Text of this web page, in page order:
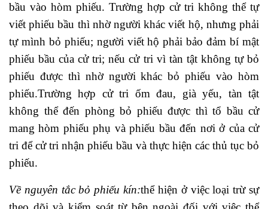
bầu vào hòm phiếu. Trường hợp cử tri không thể tự
viết phiếu bầu thì nhờ người khác viết hộ, nhưng phải
tự mình bỏ phiếu; người viết hộ phải bảo đảm bí mật
phiếu bầu của cử tri; nếu cử tri vì tàn tật không tự bỏ
phiếu được thì nhờ người khác bỏ phiếu vào hòm
phiếu.Trường hợp cử tri ốm đau, già yếu, tàn tật
không thể đến phòng bỏ phiếu được thì tổ bầu cử
mang hòm phiếu phụ và phiếu bầu đến nơi ở của cử
tri để cử tri nhận phiếu bầu và thực hiện các thủ tục bỏ
phiếu.
Về nguyên tắc bỏ phiếu kín:thể hiện ở việc loại trừ sự